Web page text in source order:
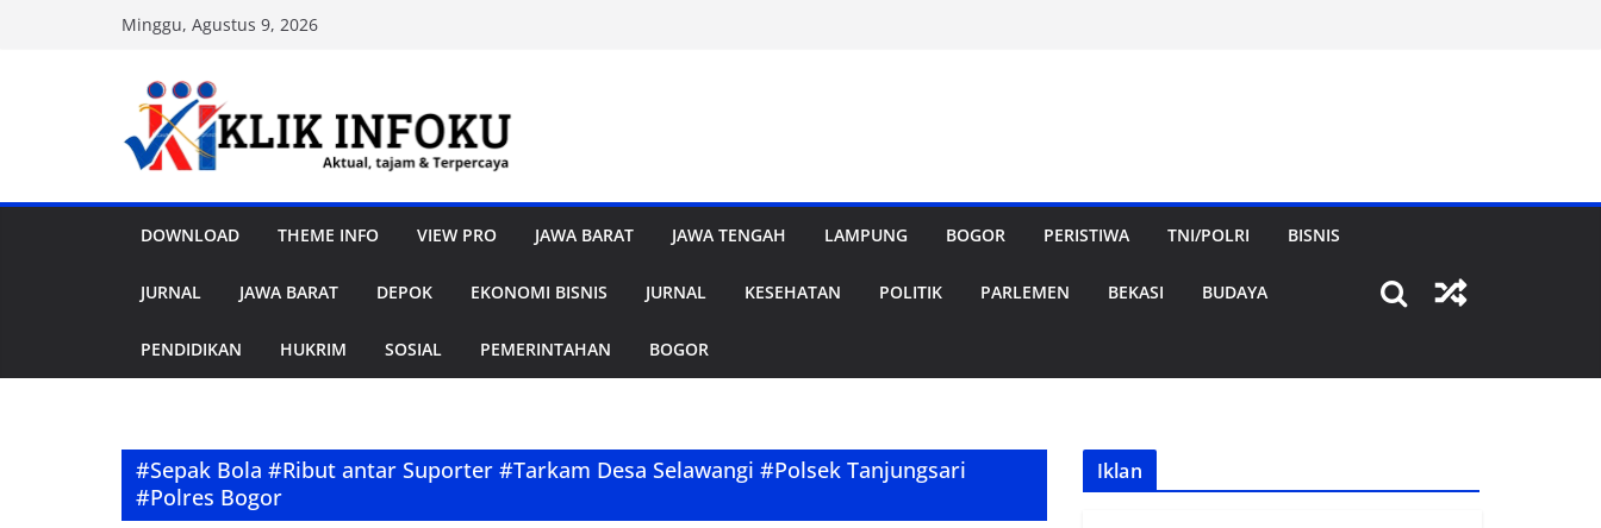
Minggu, Agustus 9, 2026
DOWNLOAD THEME INFO VIEW PRO JAWA BARAT JAWA TENGAH LAMPUNG BOGOR PERISTIWA TNI/POLRI BISNIS
JURNAL JAWA BARAT DEPOK EKONOMI BISNIS JURNAL KESEHATAN POLITIK PARLEMEN BEKASI BUDAYA
PENDIDIKAN HUKRIM SOSIAL PEMERINTAHAN BOGOR
#Sepak Bola #Ribut antar Suporter #Tarkam Desa Selawangi #Polsek Tanjungsari
#Polres Bogor
Iklan